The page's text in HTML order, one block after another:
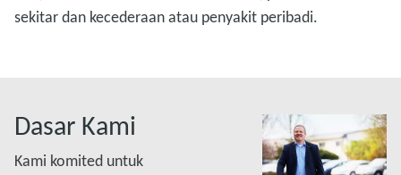
sekitar dan kecederaan atau penyakit peribadi.
Dasar Kami
Kami komited untuk